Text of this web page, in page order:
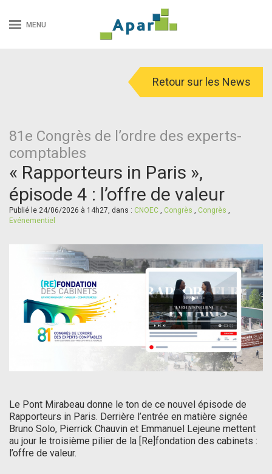
MENU
Retour sur les News
81e Congrès de l’ordre des experts-
comptables
« Rapporteurs in Paris »,
épisode 4 : l’offre de valeur
Publié le 24/06/2026 à 14h27, dans : CNOEC , Congrès , Congrès ,
Evénementiel
Le Pont Mirabeau donne le ton de ce nouvel épisode de
Rapporteurs in Paris. Derrière l’entrée en matière signée
Bruno Solo, Pierrick Chauvin et Emmanuel Lejeune mettent
au jour le troisième pilier de la [Re]fondation des cabinets :
l’offre de valeur.